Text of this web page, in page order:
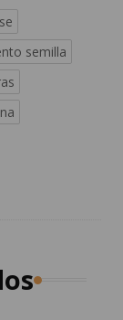
semilla